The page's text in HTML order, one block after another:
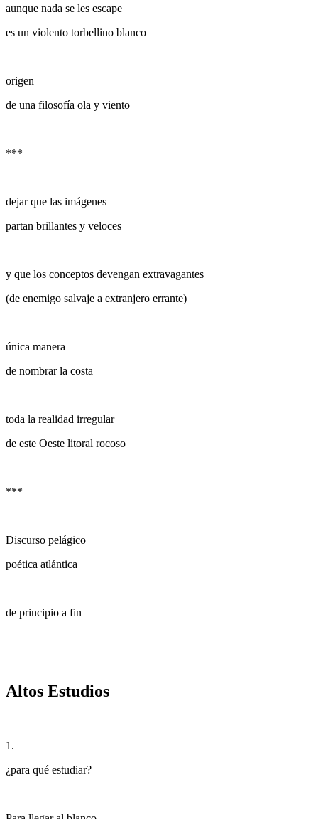
aunque nada se les escape
es un violento torbellino blanco
origen
de una filosofía ola y viento
***
dejar que las imágenes
partan brillantes y veloces
y que los conceptos devengan extravagantes
(de enemigo salvaje a extranjero errante)
única manera
de nombrar la costa
toda la realidad irregular
de este Oeste litoral rocoso
***
Discurso pelágico
poética atlántica
de principio a fin
Altos Estudios
1.
¿para qué estudiar?